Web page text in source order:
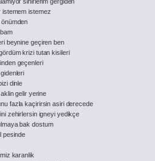
istemem istemez
önümden
beynine geçiren ben
krizi tutan kisileri
geçenleri
dinle
aklin gelir yerine
fazla kaçirirsin asiri derecede
zehirlersin igneyi yedikçe
bak dostum
pesinde
karanlik